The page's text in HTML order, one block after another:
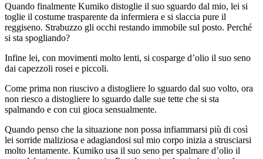
Quando finalmente Kumiko distoglie il suo sguardo dal mio, lei si
toglie il costume trasparente da infermiera e si slaccia pure il
reggiseno. Strabuzzo gli occhi restando immobile sul posto. Perché
si sta spogliando?
Infine lei, con movimenti molto lenti, si cosparge d’olio il suo seno
dai capezzoli rosei e piccoli.
Come prima non riuscivo a distogliere lo sguardo dal suo volto, ora
non riesco a distogliere lo sguardo dalle sue tette che si sta
spalmando e con cui gioca sensualmente.
Quando penso che la situazione non possa infiammarsi più di così
lei sorride maliziosa e adagiandosi sul mio corpo inizia a strusciarsi
molto lentamente. Kumiko usa il suo seno per spalmare d’olio il